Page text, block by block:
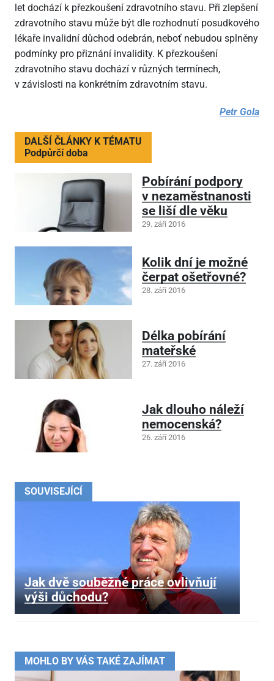
SOUVISEJÍCÍ
Jak dvě souběžné práce ovlivňují
výši důchodu?
let dochází k přezkoušení zdravotního stavu. Při zlepšení
zdravotního stavu může být dle rozhodnutí posudkového
lékaře invalidní důchod odebrán, neboť nebudou splněny
podmínky pro přiznání invalidity. K přezkoušení
zdravotního stavu dochází v různých termínech,
v závislosti na konkrétním zdravotním stavu.
Petr Gola
DALŠÍ ČLÁNKY K TÉMATU
Podpůrčí doba
Pobírání podpory
v nezaměstnanosti
se liší dle věku
29. září 2016
Kolik dní je možné
čerpat ošetřovné?
28. září 2016
Délka pobírání
mateřské
27. září 2016
Jak dlouho náleží
nemocenská?
26. září 2016
MOHLO BY VÁS TAKÉ ZAJÍMAT